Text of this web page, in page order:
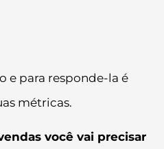
e para responde-la é
métricas.
você vai precisar